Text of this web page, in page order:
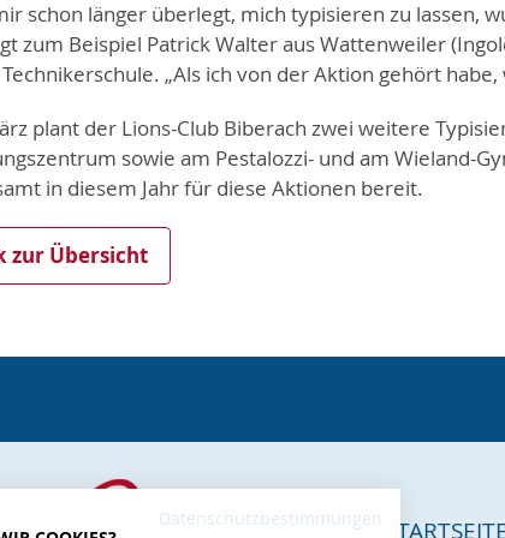
schon länger überlegt, mich typisieren zu lassen,
zum Beispiel Patrick Walter aus Wattenweiler
„Als ich von der Aktion gehört
plant der Lions-Club Biberach zwei weitere
sowie am Pestalozzi- und am Wieland-
in diesem Jahr für diese Aktionen bereit.
zur Übersicht
Datenschutzbestimmungen